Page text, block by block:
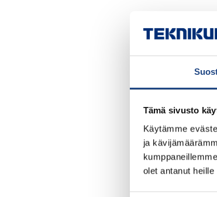
Tämä sivusto
Käytämme
ja
olet antanut